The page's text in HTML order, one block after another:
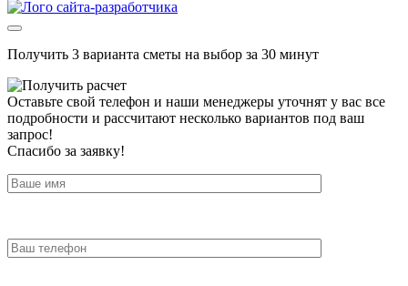
Получить 3 варианта сметы на выбор за 30 минут
Оставьте свой телефон и наши менеджеры уточнят у вас все
подробности и рассчитают несколько вариантов под ваш
запрос!
Спасибо за заявку!